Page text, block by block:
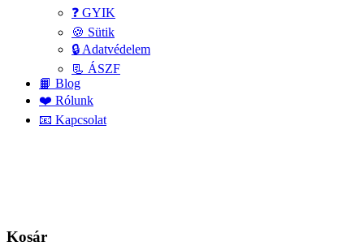
❓ GYIK
🍪 Sütik
🔒 Adatvédelem
📃 ÁSZF
📙 Blog
❤️ Rólunk
📧 Kapcsolat
Kosár